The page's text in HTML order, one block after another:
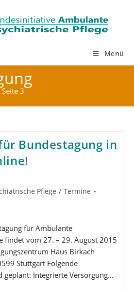
Menü
Seite 3
Bundestagung in
Pflege / Termine
für Ambulante
findet vom 27. – 29. August 2015
Haus Birkach
Stuttgart Folgende
geplant: Integrierte Versorgung…